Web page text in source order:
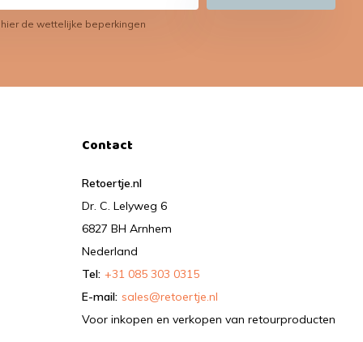
de wettelijke beperkingen
Contact
Retoertje.nl
Dr. C. Lelyweg 6
6827 BH Arnhem
Nederland
Tel: +31 085 303 0315
E-mail: sales@retoertje.nl
Voor inkopen en verkopen van retourproducten